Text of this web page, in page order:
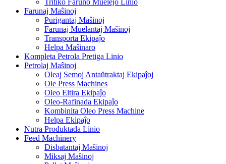
Tritiko Faruno Muelejo Linio
Farunaj Maŝinoj
Purigantaj Maŝinoj
Farunaj Muelantaj Maŝinoj
Transporta Ekipaĵo
Helpa Maŝinaro
Kompleta Petrola Pretiga Linio
Petrolaj Maŝinoj
Oleaj Semoj Antaŭtraktaj Ekipaĵoj
Ole Press Machines
Oleo Eltira Ekipaĵo
Oleo-Rafinada Ekipaĵo
Kombinita Oleo Press Machine
Helpa Ekipaĵo
Nutra Produktada Linio
Feed Machinery
Disbatantaj Maŝinoj
Miksaj Maŝinoj